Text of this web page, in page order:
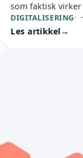
som faktisk
samme retning?
LinkedIn et smart
DIGITALISERING
Les artikkel